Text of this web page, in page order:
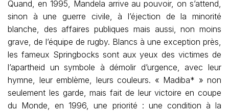
Quand, en 1995, Mandela arrive au pouvoir, on s’attend,
sinon à une guerre civile, à l’éjection de la minorité
blanche, des affaires publiques mais aussi, non moins
grave, de l’équipe de rugby. Blancs à une exception près,
les fameux Springbocks sont aux yeux des victimes de
l’apartheid un symbole à démolir d’urgence, avec leur
hymne, leur emblème, leurs couleurs. « Madiba* » non
seulement les garde, mais fait de leur victoire en coupe
du Monde, en 1996, une priorité : une condition à la